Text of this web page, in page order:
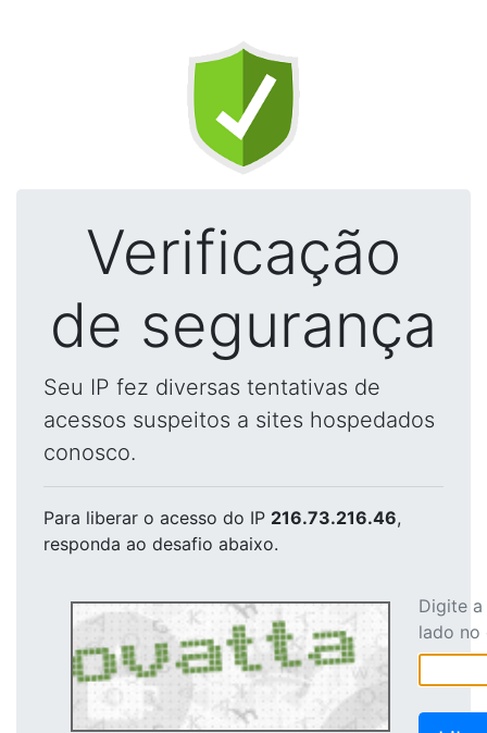
Verificação
de segurança
Seu IP fez diversas tentativas de
acessos suspeitos a sites hospedados
conosco.
Para liberar o acesso do IP 216.73.216.46,
responda ao desafio abaixo.
Digite
lado no